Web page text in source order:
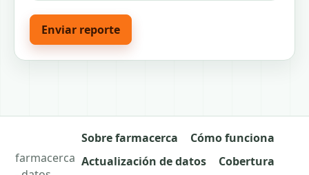
Enviar reporte
farmacerca
Sobre farmacerca
Cómo funciona
Actualización de datos
Cobertura